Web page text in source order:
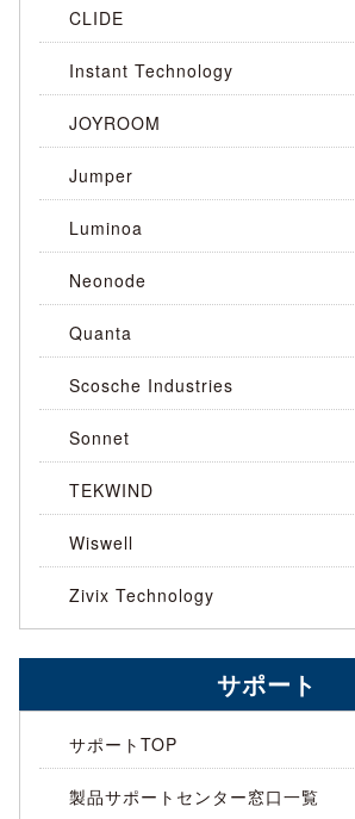
CLIDE
Instant Technology
JOYROOM
Jumper
Luminoa
Neonode
Quanta
Scosche Industries
Sonnet
TEKWIND
Wiswell
Zivix Technology
サポート
サポートTOP
製品サポートセンター窓口一覧